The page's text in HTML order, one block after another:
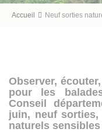
Fil
Accueil Neuf sorties
Observer,
pour les
Conseil
juin, neuf sorties,
naturels